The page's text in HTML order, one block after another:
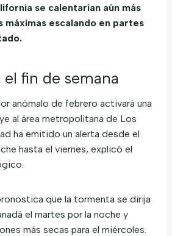
se calentarían aún más
máximas escalando en partes
fin de semana
anómalo de febrero activará una
al área metropolitana de Los
ha emitido un alerta desde el
hasta el viernes, explicó el
que la tormenta se dirija
el martes por la noche y
más secas para el miércoles.